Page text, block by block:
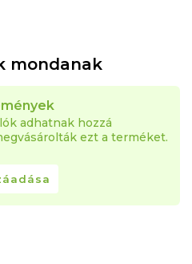
mondanak
adhatnak hozzá
ezt a terméket.